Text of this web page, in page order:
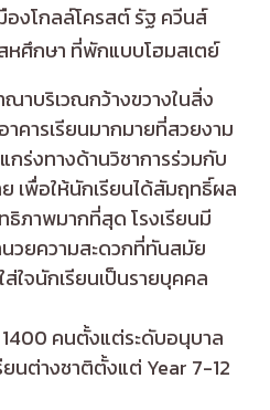
องโกลล์โครสต์รัฐ ควีนส์
หศึกษา ที่พักแบบโฮมสเตย์
าบริเวณกว้างขวางในสิ่ง
คารเรียนมากมายที่สวยงาม
กร่งทางด้านวิชาการร่วมกับ
เพื่อให้นักเรียนได้สัมฤทธิ์ผล
ธิภาพมากที่สุด โรงเรียนมี
วยความสะดวกที่ทันสมัย
ใจนักเรียนเป็นรายบุคคล
คนตั้งแต่ระดับอนุบาล
ยนต่างชาติตั้งแต่ Year 7-12